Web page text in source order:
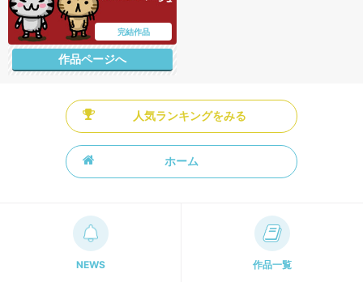
完結作品
作品ページへ
人気ランキングをみる
ホーム
NEWS 作品一覧